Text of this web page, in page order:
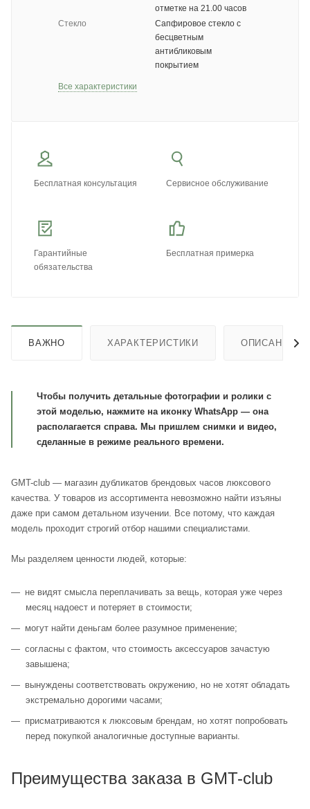
отметке на 21.00 часов
Стекло
Сапфировое стекло с
бесцветным
антибликовым
покрытием
Все характеристики
Бесплатная консультация Сервисное обслуживание
Гарантийные
обязательства
Бесплатная примерка
ВАЖНО ХАРАКТЕРИСТИКИ ОПИСАНИЕ
Чтобы получить детальные фотографии и ролики с
этой моделью, нажмите на иконку WhatsApp — она
располагается справа. Мы пришлем снимки и видео,
сделанные в режиме реального времени.
GMT-club — магазин дубликатов брендовых часов люксового
качества. У товаров из ассортимента невозможно найти изъяны
даже при самом детальном изучении. Все потому, что каждая
модель проходит строгий отбор нашими специалистами.
Мы разделяем ценности людей, которые:
не видят смысла переплачивать за вещь, которая уже через
месяц надоест и потеряет в стоимости;
могут найти деньгам более разумное применение;
согласны с фактом, что стоимость аксессуаров зачастую
завышена;
вынуждены соответствовать окружению, но не хотят обладать
экстремально дорогими часами;
присматриваются к люксовым брендам, но хотят попробовать
перед покупкой аналогичные доступные варианты.
Преимущества заказа в GMT-club